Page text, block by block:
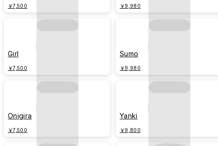
￥7,500 ￥9,980
Girl
￥7,500
Sumo
￥9,980
Onigira
￥7,500
Yanki
￥9,800